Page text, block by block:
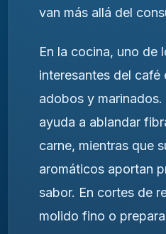
van más allá del
En la cocina, uno de
interesantes del café
adobos y
ayuda a ablandar
carne, mientras que
aromáticos aportan
sabor. En cortes de
molido fino o